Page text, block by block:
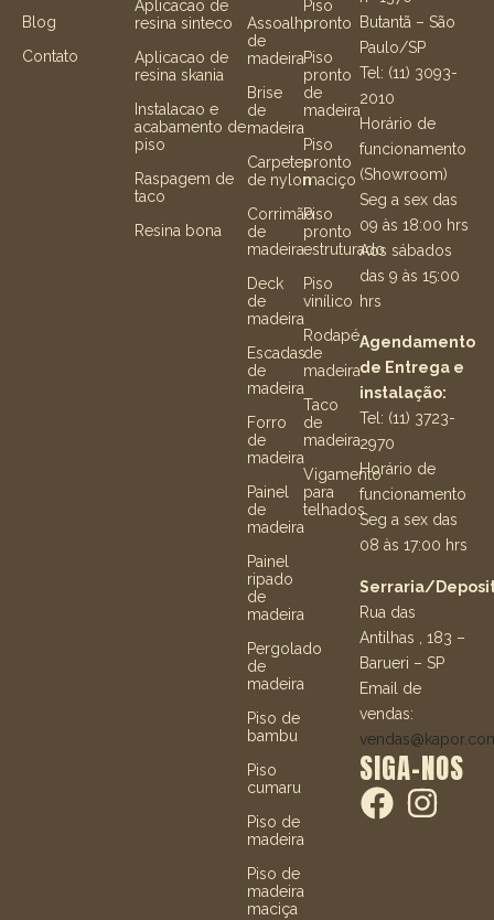
Blog
Contato
Aplicacao de
resina sinteco
Aplicacao de
resina skania
Instalacao e
acabamento de
piso
Raspagem de
taco
Resina bona
Assoalho
de
madeira
Brise
de
madeira
Carpetes
de nylon
Corrimão
de
madeira
Deck
de
madeira
Escadas
de
madeira
Forro
de
madeira
Painel
de
madeira
Painel
ripado
de
madeira
Pergolado
de
madeira
Piso de
bambu
Piso
cumaru
Piso de
madeira
Piso de
madeira
maciça
Piso
pronto
Piso
pronto
de
madeira
Piso
pronto
maciço
Piso
pronto
estruturado
Piso
vinílico
Rodapé
de
madeira
Taco
de
madeira
Vigamento
para
telhados
Butantã – São
Paulo/SP
Tel: (11) 3093-
2010
Horário de
funcionamento
(Showroom)
Seg a sex das
09 às 18:00 hrs
Aos sábados
das 9 às 15:00
hrs
Agendamento
de Entrega e
instalação:
Tel: (11) 3723-
2970
Horário de
funcionamento
Seg a sex das
08 às 17:00 hrs
Serraria/
Rua das
Antilhas , 183 –
Barueri – SP
Email de
vendas:
SIGA-NOS